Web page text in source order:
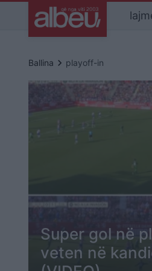
Ballina keyboard_arrow_right playoff-in
Super gol në
veten në